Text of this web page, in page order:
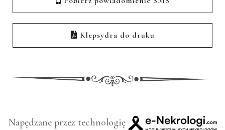
Klepsydra do druku
Napędzane przez technologię